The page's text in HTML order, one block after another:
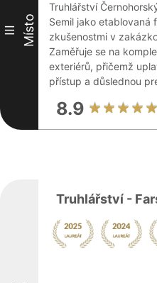
III Místo
Truhlářství
Semil jako etablovaná
zkušenostmi v
Zaměřuje se na
exteriérů, přičemž
přístup a důslednou
8.9
Truhlářství -